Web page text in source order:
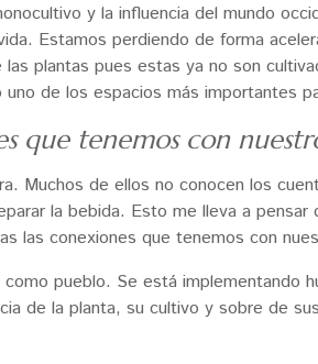
y la influencia del mundo
Estamos perdiendo de forma
plantas pues estas ya no son
de los espacios más importantes
que tenemos con
Muchos de ellos no conocen los
la bebida. Esto me lleva a pensar
las conexiones que tenemos con
pueblo. Se está implementando
de la planta, su cultivo y sobre de